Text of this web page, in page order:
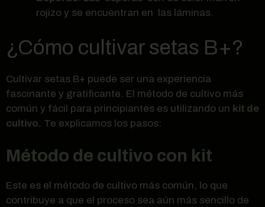
rojizo y se encuentran en las láminas.
¿Cómo cultivar setas B+?
Cultivar setas B+ puede ser una experiencia
fascinante y gratificante. El método de cultivo más
común y fácil para principiantes es utilizando un kit de
cultivo. Te explicamos los pasos:
Método de cultivo con kit
Este es el método de cultivo más común, lo que
contribuye a que el proceso sea aún más sencillo de